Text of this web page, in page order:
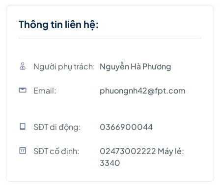
Thông tin liên hệ:
Người phụ trách: Nguyễn Hà Phương
Email: phuongnh42@fpt.com
SĐT di động: 0366900044
SĐT cố định:
02473002222 Máy lẻ:
3340